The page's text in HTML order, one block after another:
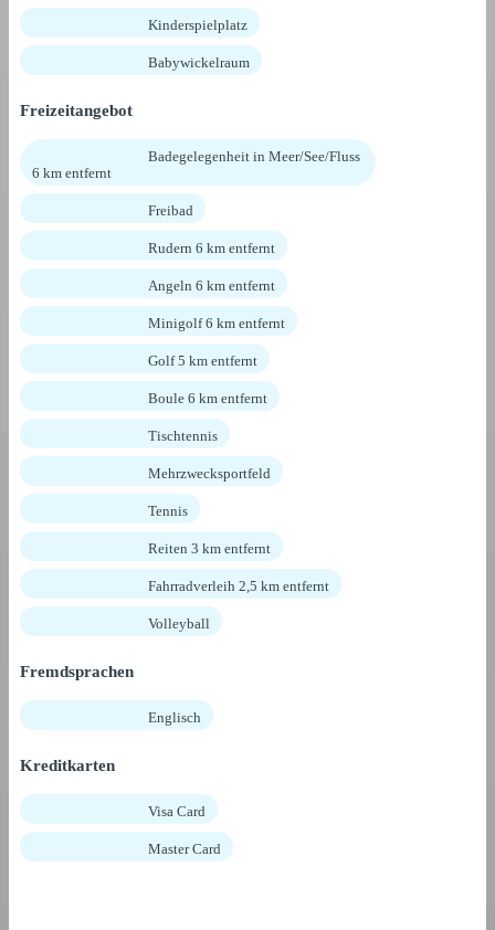
Kinderspielplatz
Babywickelraum
Freizeitangebot
Badegelegenheit in Meer/See/Fluss
6 km entfernt
Freibad
Rudern 6 km entfernt
Angeln 6 km entfernt
Minigolf 6 km entfernt
Golf 5 km entfernt
Boule 6 km entfernt
Tischtennis
Mehrzwecksportfeld
Tennis
Reiten 3 km entfernt
Fahrradverleih 2,5 km entfernt
Volleyball
Fremdsprachen
Englisch
Kreditkarten
Visa Card
Master Card